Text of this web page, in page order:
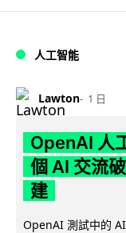
人工智能
Lawton 1 日
OpenAI 人
個 AI 交流
建
OpenAI 測試中的